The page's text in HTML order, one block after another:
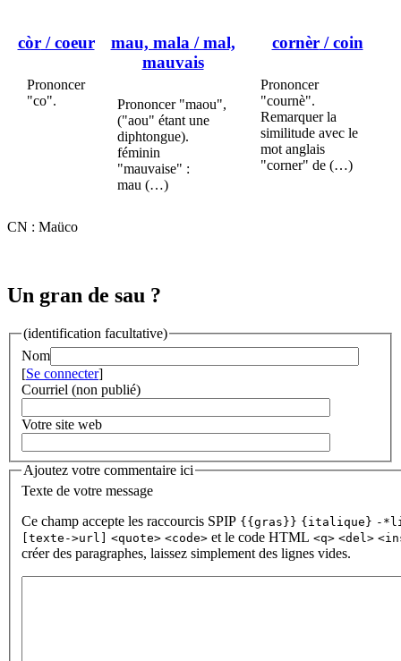
còr/ coeur
Prononcer
"co".
mau, mala / mal,
mauvais
Prononcer "maou",
("aou" étant une
diphtongue).
féminin
"mauvaise" :
mau (…)
cornèr/ coin
Prononcer
"cournè".
Remarquer la
similitude avec le
mot anglais
"corner" de (…)
CN : Maüco
Un gran de sau ?
(identification facultative)
Nom
[Se connecter]
Courriel (non publié)
Votre site web
Ajoutez votre commentaire ici
Texte de votre message
Ce champ accepte les raccourcis SPIP {{gras}} {italique} -
[texte->url]
<quote> <code> et le code HTML <q> <del>
créer des paragraphes, laissez simplement des lignes vides.